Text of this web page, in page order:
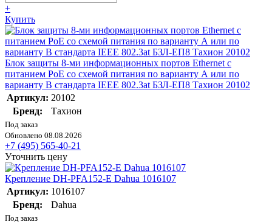
+
Купить
Блок защиты 8-ми информационных портов Ethernet с
питанием PoE со схемой питания по варианту А или по
варианту В стандарта IEEE 802.3at БЗЛ-ЕП8 Тахион 20102
Артикул: 20102
Бренд:
Тахион
Под заказ
Обновлено 08.08.2026
+7 (495) 565-40-21
Уточнить цену
Крепление DH-PFA152-E Dahua 1016107
Артикул: 1016107
Бренд:
Dahua
Под заказ